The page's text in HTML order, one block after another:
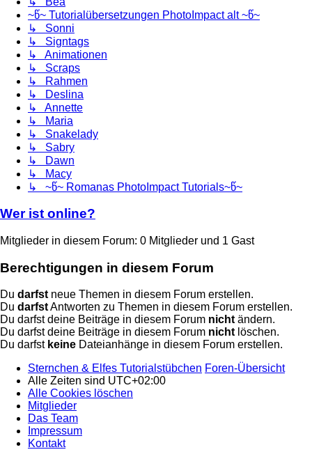
~წ~ Tutorialübersetzungen PhotoImpact alt ~წ~
↳ Sonni
↳ Signtags
↳ Animationen
↳ Scraps
↳ Rahmen
↳ Deslina
↳ Annette
↳ Maria
↳ Snakelady
↳ Sabry
↳ Dawn
↳ Macy
↳ ~წ~ Romanas PhotoImpact Tutorials~წ~
Wer ist online?
Mitglieder in diesem Forum: 0 Mitglieder und 1 Gast
Berechtigungen in diesem Forum
Du darfstneue Themen in diesem Forum erstellen.
Du darfstAntworten zu Themen in diesem Forum erstellen.
Du darfst deine Beiträge in diesem Forum nichtändern.
Du darfst deine Beiträge in diesem Forum nichtlöschen.
Du darfst keine Dateianhänge in diesem Forum erstellen.
Sternchen & Elfes Tutorialstübchen Foren-Übersicht
Alle Zeiten sind UTC+02:00
Alle Cookies löschen
Mitglieder
Das Team
Impressum
Kontakt